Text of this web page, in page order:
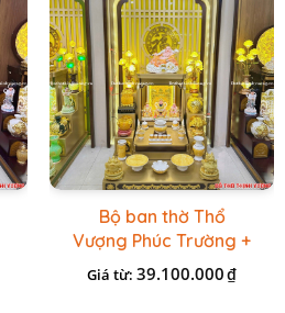
Bộ ban thờ Thổ
Vượng Phúc Trường +
Đồ Sứ Vàng Đá Cao
Giá từ: 39.100.000₫